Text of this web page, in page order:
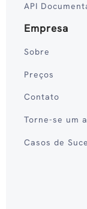
API
Empresa
Sobre
Preços
Contato
Torne-se um
Casos de